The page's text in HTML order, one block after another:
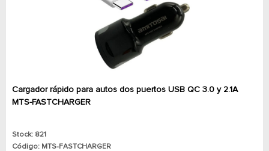
Cargador rápido para autos dos puertos USB QC 3.0 y 2.1A
MTS-FASTCHARGER
Stock: 821
Código: MTS-FASTCHARGER